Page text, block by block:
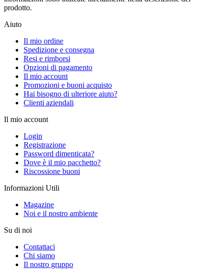
prodotto.
Aiuto
Il mio ordine
Spedizione e consegna
Resi e rimborsi
Opzioni di pagamento
Il mio account
Promozioni e buoni acquisto
Hai bisogno di ulteriore aiuto?
Clienti aziendali
Il mio account
Login
Registrazione
Password dimenticata?
Dove è il mio pacchetto?
Riscossione buoni
Informazioni Utili
Magazine
Noi e il nostro ambiente
Su di noi
Contattaci
Chi siamo
Il nostro gruppo